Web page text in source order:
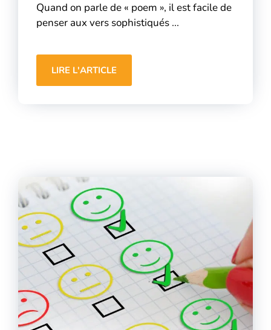
Quand on parle de « poem », il est facile de
penser aux vers sophistiqués ...
LIRE L'ARTICLE